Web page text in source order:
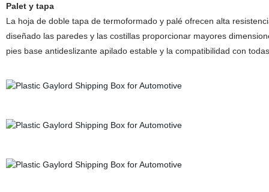
Palet y tapa
La hoja de doble tapa de termoformado y palé ofrecen alta
diseñado las paredes y las costillas proporcionar mayores
pies base antideslizante apilado estable y la compatibilidad con